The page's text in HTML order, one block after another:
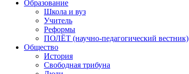
Образование
Школа и вуз
Учитель
Реформы
ПОЛЁТ (научно-педагогический вестник)
Общество
История
Свободная трибуна